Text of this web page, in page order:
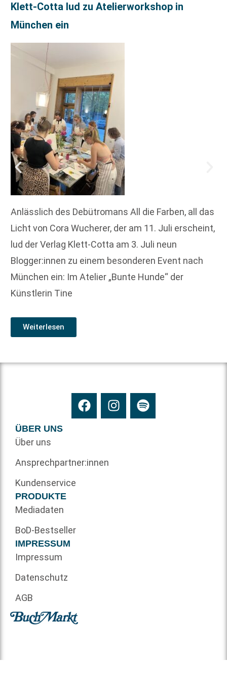
Klett-Cotta lud zu Atelierworkshop in
München ein
Anlässlich des Debütromans All die Farben, all das
Licht von Cora Wucherer, der am 11. Juli erscheint,
lud der Verlag Klett-Cotta am 3. Juli neun
Blogger:innen zu einem besonderen Event nach
München ein: Im Atelier „Bunte Hunde“ der
Künstlerin Tine
Weiterlesen
ÜBER UNS
Über uns
Ansprechpartner:innen
Kundenservice
PRODUKTE
Mediadaten
BoD-Bestseller
IMPRESSUM
Impressum
Datenschutz
AGB